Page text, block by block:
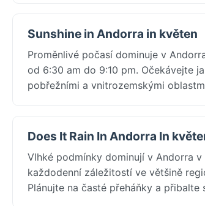
Sunshine in Andorra in květen
Proměnlivé počasí dominuje v
od 6:30 am do 9:10 pm. Očekávejte
pobřežními a vnitrozemskými
Does It Rain In Andorra In
Vlhké podmínky dominují v Andorra
každodenní záležitostí ve většině
Plánujte na časté přeháňky a